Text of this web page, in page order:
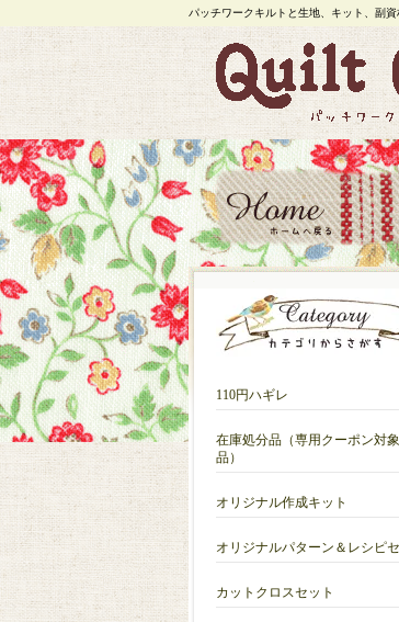
パッチワークキルトと生地、キット、副
110円ハギレ
在庫処分品（専用クーポン対
品）
オリジナル作成キット
オリジナルパターン＆レシピ
カットクロスセット